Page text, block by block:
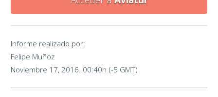
Informe realizado por:
Felipe Muñoz
Noviembre 17, 2016. 00:40h (-5 GMT)